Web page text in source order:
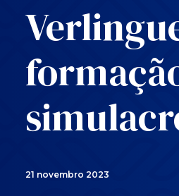
21 novembro 2023